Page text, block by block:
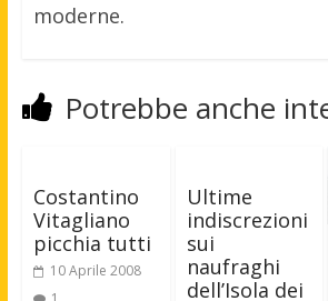
moderne.
Potrebbe anche
Costantino
Vitagliano
picchia tutti
10 Aprile 2008
Ultime
indiscrezioni
sui
naufraghi
dell’Isola dei